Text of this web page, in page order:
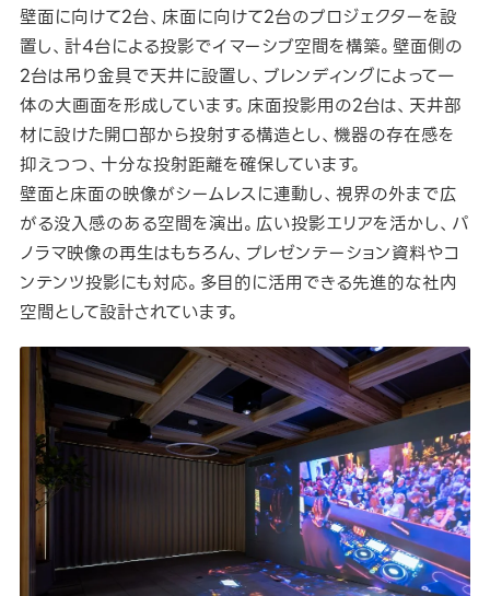
壁面に向けて2台、床面に向けて2台のプロジェクターを設
置し、計4台による投影でイマーシブ空間を構築。壁面側の
2台は吊り金具で天井に設置し、ブレンディングによって一
体の大画面を形成しています。床面投影用の2台は、天井部
材に設けた開口部から投射する構造とし、機器の存在感を
抑えつつ、十分な投射距離を確保しています。
壁面と床面の映像がシームレスに連動し、視界の外まで広
がる没入感のある空間を演出。広い投影エリアを活かし、パ
ノラマ映像の再生はもちろん、プレゼンテーション資料やコ
ンテンツ投影にも対応。多目的に活用できる先進的な社内
空間として設計されています。